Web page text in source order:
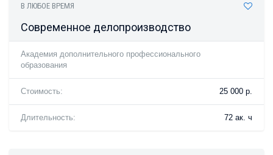
В ЛЮБОЕ ВРЕМЯ
Современное делопроизводство
Академия дополнительного профессионального
образования
Стоимость: 25 000 р.
Длительность: 72 ак. ч